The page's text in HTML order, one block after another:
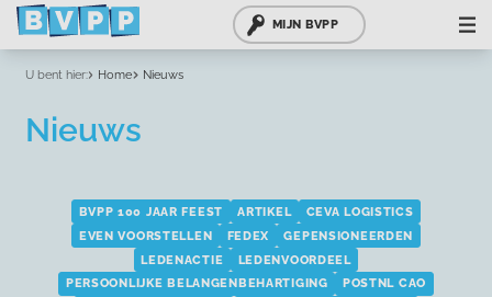
MIJN BVPP
U bent hier: Home Nieuws
Nieuws
BVPP 100 JAAR FEEST ARTIKEL
CEVA LOGISTICS
EVEN VOORSTELLEN
FEDEX
GEPENSIONEERDEN
LEDENACTIE
LEDENVOORDEEL
PERSOONLIJKE BELANGENBEHARTIGING
POSTNL CAO